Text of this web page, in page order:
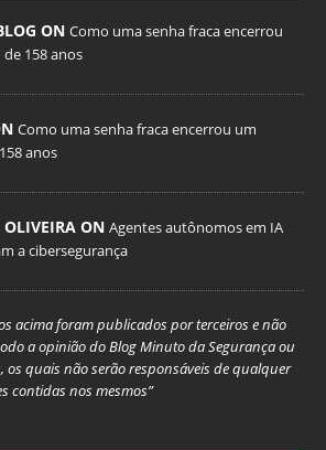
ON Como uma senha fraca encerrou
158 anos
Como uma senha fraca encerrou um
anos
OLIVEIRA ON Agentes autônomos em IA
a cibersegurança
acima foram publicados por terceiros e não
a opinião do Blog Minuto da Segurança ou
os quais não serão responsáveis de qualquer
contidas nos mesmos”